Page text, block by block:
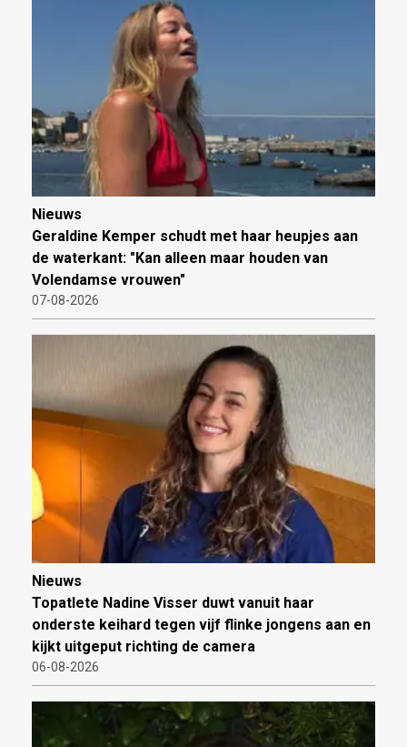
Nieuws
Geraldine Kemper schudt met haar heupjes aan
de waterkant: "Kan alleen maar houden van
Volendamse vrouwen"
07-08-2026
Nieuws
Topatlete Nadine Visser duwt vanuit haar
onderste keihard tegen vijf flinke jongens aan en
kijkt uitgeput richting de camera
06-08-2026